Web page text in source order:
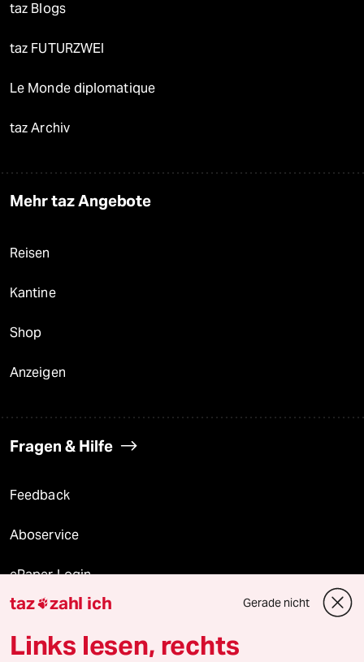
taz Blogs
taz FUTURZWEI
Le Monde diplomatique
taz Archiv
Mehr taz Angebote
Reisen
Kantine
Shop
Anzeigen
Fragen & Hilfe
Feedback
Aboservice
ePaper Login
Downloads für Abonnierende
taz zahl ich Gerade nicht
Links lesen, rechts